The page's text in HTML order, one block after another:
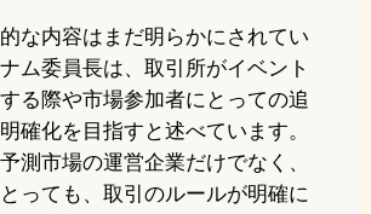
な内容はまだ明らかにされてい
ム委員長は、取引所がイベント
る際や市場参加者にとっての追
確化を目指すと述べています。
測市場の運営企業だけでなく、
っても、取引のルールが明確に